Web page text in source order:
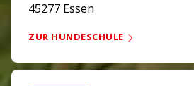
45277 Essen
ZUR HUNDESCHULE